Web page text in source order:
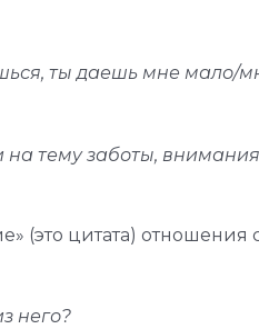
ты даешь мне мало/
на тему заботы,
(это цитата) отношения
него?